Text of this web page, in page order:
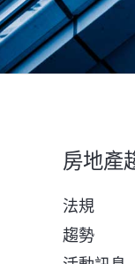
房地產
法規
趨勢